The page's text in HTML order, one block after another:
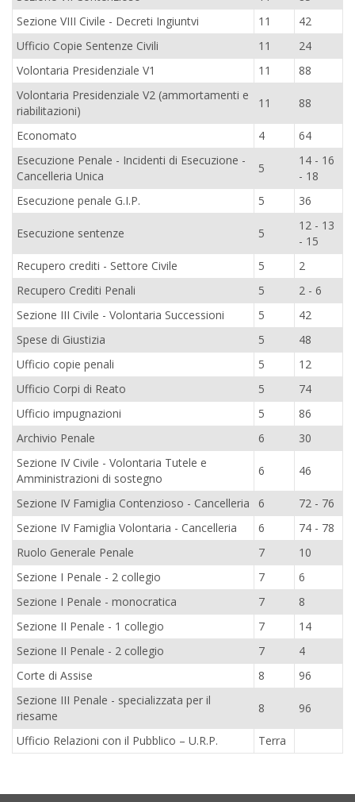
Sezione VIII Civile - Decreti Ingiuntvi
11
42
Ufficio Copie Sentenze Civili
11
24
Volontaria Presidenziale V1
11
88
Volontaria Presidenziale V2 (ammortamenti e
riabilitazioni)
11 88
Economato 4
64
Esecuzione Penale - Incidenti di Esecuzione -
Cancelleria Unica
5
14 - 16
- 18
Esecuzione penale G.I.P.
5 36
Esecuzione sentenze 5
12 - 13
- 15
Recupero crediti - Settore Civile
5
2
Recupero Crediti Penali
5
2 - 6
Sezione III Civile - Volontaria Successioni
5
42
Spese di Giustizia
5
48
Ufficio copie penali
5
12
Ufficio Corpi di Reato
5
74
Ufficio impugnazioni
5
86
Archivio Penale
6
30
Sezione IV Civile - Volontaria Tutele e
Amministrazioni di sostegno
6 46
Sezione IV Famiglia Contenzioso - Cancelleria 6
72 - 76
Sezione IV Famiglia Volontaria - Cancelleria
6
74 - 78
Ruolo Generale Penale
7
10
Sezione I Penale - 2 collegio
7
6
Sezione I Penale - monocratica
7
8
Sezione II Penale - 1 collegio
7
14
Sezione II Penale - 2 collegio
7
4
Corte di Assise
8
96
Sezione III Penale - specializzata per il
riesame
8 96
Ufficio Relazioni con il Pubblico – U.R.P. Terra